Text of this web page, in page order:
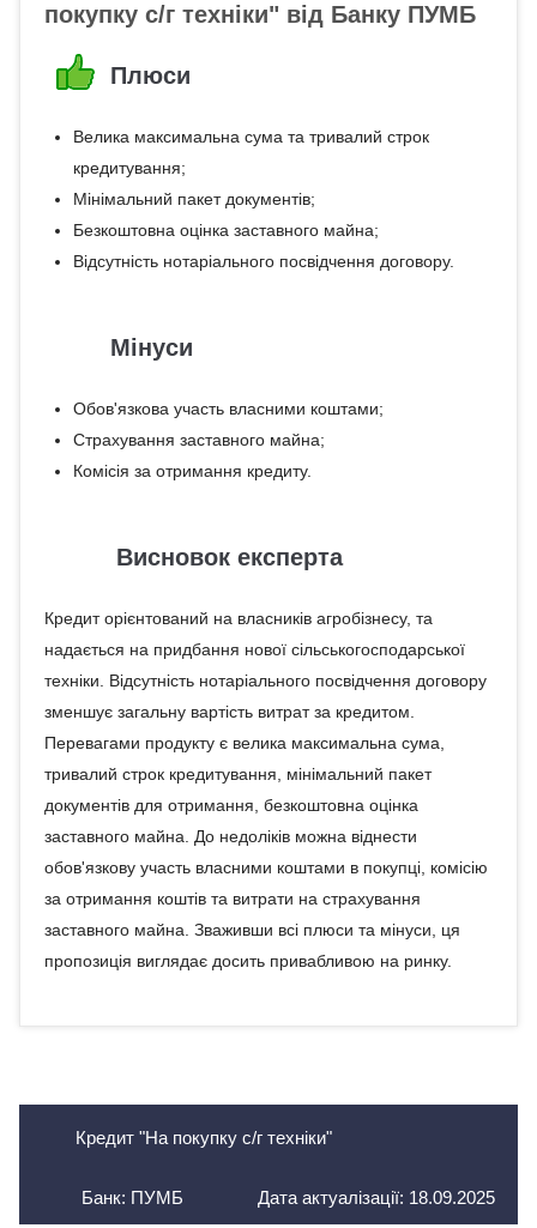
покупку с/г техніки" від Банку ПУМБ
Плюси
Велика максимальна сума та тривалий строк
кредитування;
Мінімальний пакет документів;
Безкоштовна оцінка заставного майна;
Відсутність нотаріального посвідчення договору.
Мінуси
Обов'язкова участь власними коштами;
Страхування заставного майна;
Комісія за отримання кредиту.
Висновок експерта
Кредит орієнтований на власників агробізнесу, та
надається на придбання нової сільськогосподарської
техніки. Відсутність нотаріального посвідчення договору
зменшує загальну вартість витрат за кредитом.
Перевагами продукту є велика максимальна сума,
тривалий строк кредитування, мінімальний пакет
документів для отримання, безкоштовна оцінка
заставного майна. До недоліків можна віднести
обов'язкову участь власними коштами в покупці, комісію
за отримання коштів та витрати на страхування
заставного майна. Зваживши всі плюси та мінуси, ця
пропозиція виглядає досить привабливою на ринку.
Кредит "На покупку с/г техніки"
Банк: ПУМБ Дата актуалізації: 18.09.2025